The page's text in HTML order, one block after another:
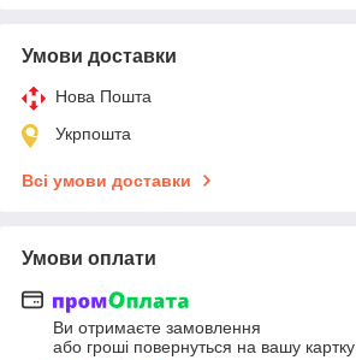
Умови доставки
Нова Пошта
Укрпошта
Всі умови доставки
Умови оплати
Ви отримаєте замовлення
або гроші повернуться на вашу картку